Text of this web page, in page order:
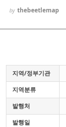
by thebeetlemap
지역/정부기관
지역분류
발행처
발행일